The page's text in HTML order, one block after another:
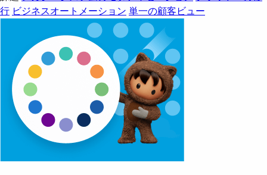
行 ビジネスオートメーション 単一の顧客ビュー